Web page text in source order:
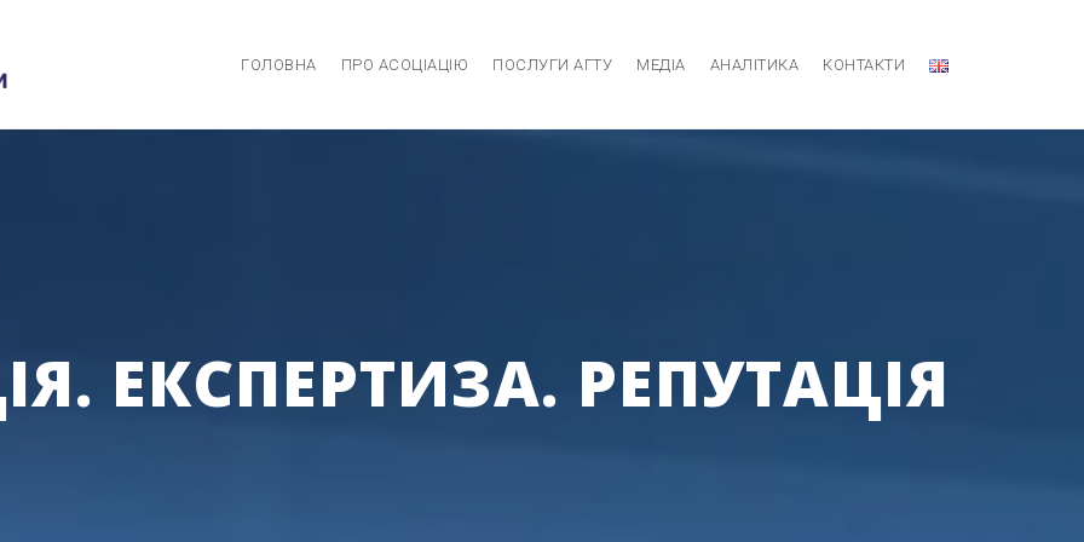
ГОЛОВНА ПРО АСОЦІАЦІЮ ПОСЛУГИ АГТУ МЕДІА АНАЛІТИКА КОНТАКТИ
ЕКСПЕРТИЗА. РЕПУТАЦІЯ